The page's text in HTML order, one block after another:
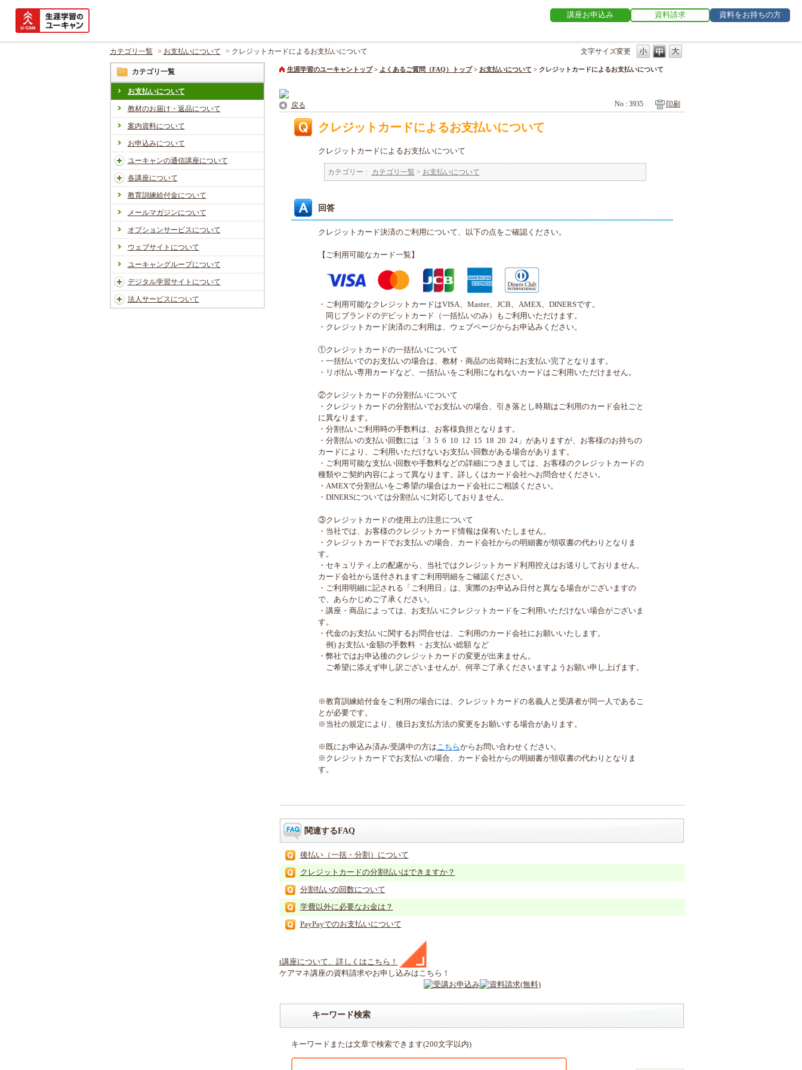
講座お申込み 資料請求 資料をお持ちの方
文字サイズ変更
カテゴリ一覧 > お支払いについて > クレジットカードによるお支払いについて
カテゴリ一覧
お支払いについて
教材のお届け・返品について
案内資料について
お申込みについて
ユーキャンの通信講座について
各講座について
教育訓練給付金について
メールマガジンについて
オプションサービスについて
ウェブサイトについて
ユーキャングループについて
デジタル学習サイトについて
法人サービスについて
生涯学習のユーキャントップ > よくあるご質問（FAQ）トップ > お支払いについて > クレジットカードによるお支払いについて
戻る No : 3935 印刷
クレジットカードによるお支払いについて
クレジットカードによるお支払いについて
カテゴリー : カテゴリ一覧 > お支払いについて
回答
クレジットカード決済のご利用について、以下の点をご確認ください。
【ご利用可能なカード一覧】
・ご利用可能なクレジットカードはVISA、Master、JCB、AMEX、DINERSです。
同じブランドのデビットカード（一括払いのみ）もご利用いただけます。
・クレジットカード決済のご利用は、ウェブページからお申込みください。
①クレジットカードの一括払いについて
・一括払いでのお支払いの場合は、教材・商品の出荷時にお支払い完了となります。
・リボ払い専用カードなど、一括払いをご利用になれないカードはご利用いただけません。
②クレジットカードの分割払いについて
・クレジットカードの分割払いでお支払いの場合、引き落とし時期はご利用のカード会社ごと
に異なります。
・分割払いご利用時の手数料は、お客様負担となります。
・分割払いの支払い回数には「3 5 6 10 12 15 18 20 24」がありますが、お客様のお持ちの
カードにより、ご利用いただけないお支払い回数がある場合があります。
・ご利用可能な支払い回数や手数料などの詳細につきましては、お客様のクレジットカードの
種類やご契約内容によって異なります。詳しくはカード会社へお問合せください。
・AMEXで分割払いをご希望の場合はカード会社にご相談ください。
・DINERSについては分割払いに対応しておりません。
③クレジットカードの使用上の注意について
・当社では、お客様のクレジットカード情報は保有いたしません。
・クレジットカードでお支払いの場合、カード会社からの明細書が領収書の代わりとなりま
す。
・セキュリティ上の配慮から、当社ではクレジットカード利用控えはお送りしておりません。
カード会社から送付されますご利用明細をご確認ください。
・ご利用明細に記される「ご利用日」は、実際のお申込み日付と異なる場合がございますの
で、あらかじめご了承ください。
・講座・商品によっては、お支払いにクレジットカードをご利用いただけない場合がございま
す。
・代金のお支払いに関するお問合せは、ご利用のカード会社にお願いいたします。
例) お支払い金額の手数料 ・お支払い総額 など
・弊社ではお申込後のクレジットカードの変更が出来ません。
ご希望に添えず申し訳ございませんが、何卒ご了承くださいますようお願い申し上げます。
※教育訓練給付金をご利用の場合には、クレジットカードの名義人と受講者が同一人であるこ
とが必要です。
※当社の規定により、後日お支払方法の変更をお願いする場合があります。
※既にお申込み済み/受講中の方はこちらからお問い合わせください。
※クレジットカードでお支払いの場合、カード会社からの明細書が領収書の代わりとなりま
す。
関連するFAQ
後払い（一括・分割）について
クレジットカードの分割払いはできますか？
分割払いの回数について
学費以外に必要なお金は？
PayPayでのお支払いについて
t講座について、詳しくはこちら！
ケアマネ講座の資料請求やお申し込みはこちら！
キーワード検索
キーワードまたは文章で検索できます(200文字以内)